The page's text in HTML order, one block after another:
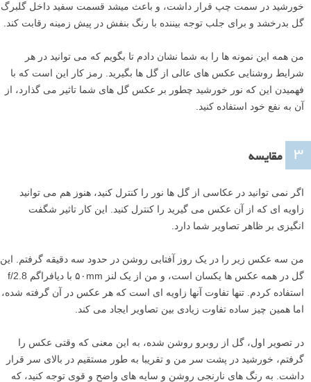
خورشید در سمت چپ قرار داشت، و باعث میشد قسمت سفید داخل گلبرگ
گل بدرخشد و برای جلب توجه بیننده با رنگ بنفش در پیش زمینه رقابت کند.
من همه این نمونه ها را به شما نشان دادم تا بگویم که می توانید در هر
شرایط روشنایی عکس های عالی از گل ها بگیرید. رمز کار این است که با
فهمیدن این که نور خورشید چطور بر عکس گل های شما تاثیر می گذارد، از
آن به نفع خود استفاده کنید.
۳ مقایسه
اگر نمی توانید در عکاسی از گل ها نور را کنترل کنید، هنوز هم می توانید
زاویه ای که از آن عکس می گیرید را کنترل کنید. این کار تاثیر شگفت
انگیزی بر ظاهر تصاویر شما دارد.
من سه عکس زیر را در یک روز آفتابی روشن در حدود سه دقیقه گرفتم. این
گل در همه عکس ها یکسان است، و من از یک لنز ۵۰mm با دیافراگم f/2.8
استفاده کردم. تنها تفاوت آنها زاویه ای است که هر عکس در آن گرفته شده،
اما همین چیز ساده تفاوت زیادی بین تصاویر ایجاد می کند.
در تصویر اول، گل از روبرو روشن شده، به این معنی که وقتی عکس را
گرفتم، خورشید در پشت سر من و تقریبا به طور مستقیم در بالای سر قرار
داشت. به رنگ های نارنجی روشن و سایه های واضح و قوی توجه کنید، که